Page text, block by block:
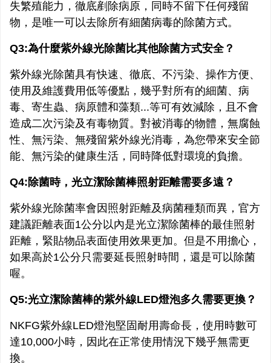
失繁殖能力，徹底剷除病原，同時不留下任何殘留
物，是唯一可以去除所有細菌病毒的除菌方式。
Q3:為什麼紫外線光除菌比其他除菌方式安全？
紫外線光除菌具有快速、徹底、不污染、操作方便、
使用及維護費用低等優點，幾乎對所有的細菌、病
毒、寄生蟲、病原體和藻類...等可有效減除，且不會
造成二次污染及有毒物質。對被消毒的物體，無腐蝕
性、無污染、無殘留紫外線光消毒，為您帶來安全節
能、無污染的健康生活，同時降低對環境的負擔。
Q4:除菌時，光立潔除菌棒照射距離需要多遠？
紫外線光除菌率會因照射距離及病菌種類而異，官方
建議距離表面1公分以內是光立潔除菌棒的最佳照射
距離，緊貼物品表面使用效果更加。但是不用擔心，
如果高於1公分只需要延長照射時間，還是可以除菌
喔。
Q5:光立潔除菌棒的紫外線LED燈泡多久需要更換？
NKFG紫外線LED燈泡堅固耐用壽命長，使用時數可
達10,000小時，因此在正常使用情況下幾乎無需更
換。